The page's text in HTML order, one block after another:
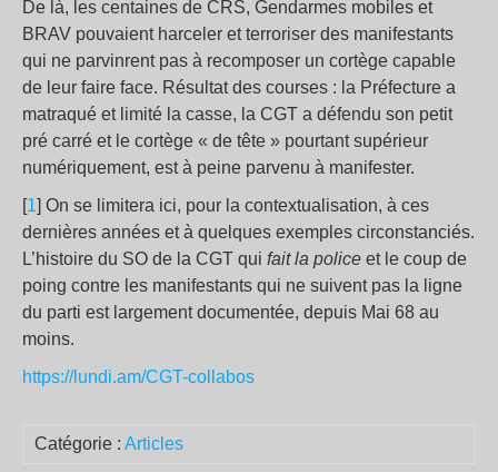
De là, les centaines de CRS, Gendarmes mobiles et
BRAV pouvaient harceler et terroriser des manifestants
qui ne parvinrent pas à recomposer un cortège capable
de leur faire face. Résultat des courses : la Préfecture a
matraqué et limité la casse, la CGT a défendu son petit
pré carré et le cortège « de tête » pourtant supérieur
numériquement, est à peine parvenu à manifester.
[1] On se limitera ici, pour la contextualisation, à ces
dernières années et à quelques exemples circonstanciés.
L’histoire du SO de la CGT qui fait la police et le coup de
poing contre les manifestants qui ne suivent pas la ligne
du parti est largement documentée, depuis Mai 68 au
moins.
https://lundi.am/CGT-collabos
Catégorie : Articles